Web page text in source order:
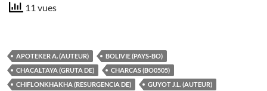
11 vues
APOTEKER A. (AUTEUR)
BOLIVIE (PAYS-BO)
CHACALTAYA (GRUTA DE)
CHARCAS (BO0505)
CHIFLONKHAKHA (RESURGENCIA DE)
GUYOT J.L. (AUTEUR)